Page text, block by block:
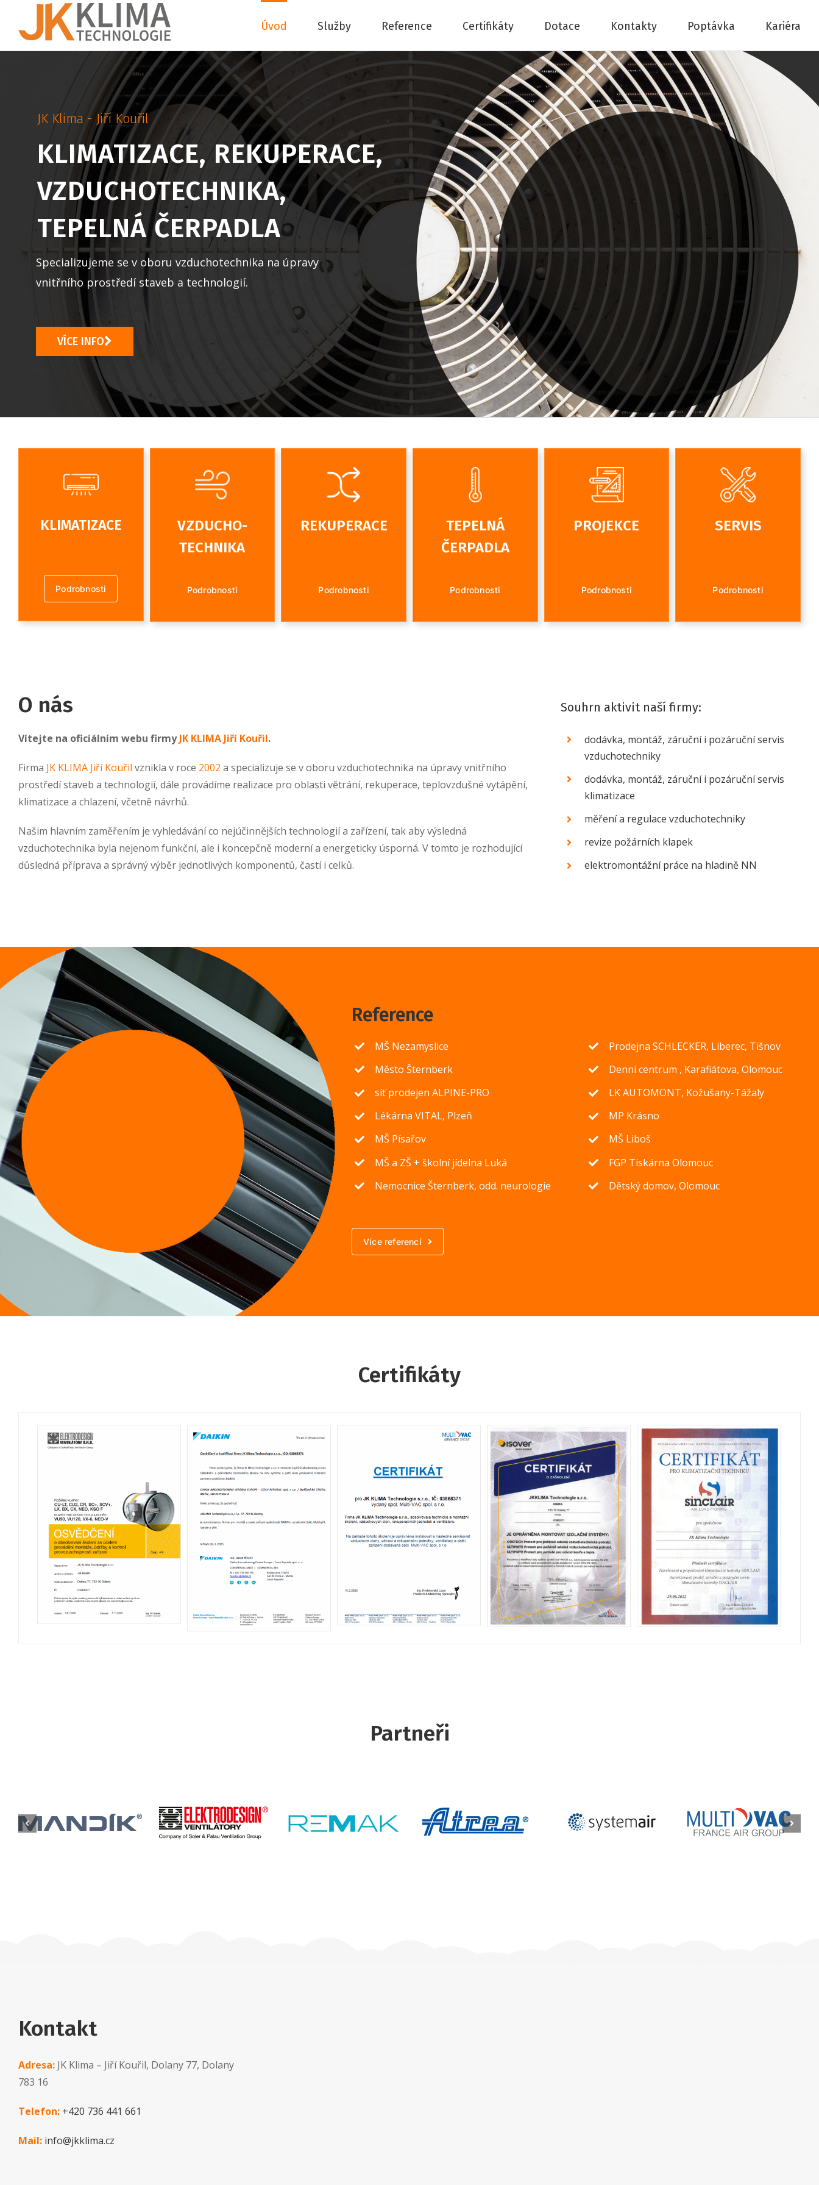
content
Úvod Služby Reference Certifikáty Dotace Kontakty Poptávka Kariéra
JK Klima - Jiří Kouřil
Specializujeme se v oboru vzduchotechnika na úpravy
vnitřního prostředí staveb a technologií.
KLIMATIZACE, REKUPERACE,
VZDUCHOTECHNIKA,
TEPELNÁ ČERPADLA
VÍCE INFO
KLIMATIZACE
Podrobnosti
VZDUCHO-
TECHNIKA
Podrobnosti
REKUPERACE
Podrobnosti
TEPELNÁ
ČERPADLA
Podrobnosti
PROJEKCE
Podrobnosti
SERVIS
Podrobnosti
O nás
Vítejte na oficiálním webu firmyJK KLIMA Jiří Kouřil.
Firma JK KLIMA Jiří Kouřil vznikla v roce 2002 a specializuje se v oboru vzduchotechnika na úpravy vnitřního
prostředí staveb a technologií, dále provádíme realizace pro oblasti větrání, rekuperace, teplovzdušné vytápění,
klimatizace a chlazení, včetně návrhů.
Našim hlavním zaměřením je vyhledávání co nejúčinnějších technologií a zařízení, tak aby výsledná
vzduchotechnika byla nejenom funkční, ale i koncepčně moderní a energeticky úsporná. V tomto je rozhodující
důsledná příprava a správný výběr jednotlivých komponentů, častí i celků.
Souhrn aktivit naší firmy:
dodávka, montáž, záruční i pozáruční servis
vzduchotechniky
dodávka, montáž, záruční i pozáruční servis
klimatizace
měření a regulace vzduchotechniky
revize požárních klapek
elektromontážní práce na hladině NN
Reference
MŠ Nezamyslice
Město Šternberk
síť prodejen ALPINE-PRO
Lékárna VITAL, Plzeň
MŠ Písařov
MŠ a ZŠ + školní jídelna Luká
Nemocnice Šternberk, odd. neurologie
Prodejna SCHLECKER, Liberec, Tišnov
Denní centrum , Karafiátova, Olomouc
LK AUTOMONT, Kožušany-Tážaly
MP Krásno
MŠ Liboš
FGP Tiskárna Olomouc
Dětský domov, Olomouc
Více referencí
Certifikáty
Partneři
Kontakt
Adresa: JK Klima – Jiří Kouřil, Dolany 77, Dolany
783 16
Telefon: +420 736 441 661
Mail: info@jkklima.cz